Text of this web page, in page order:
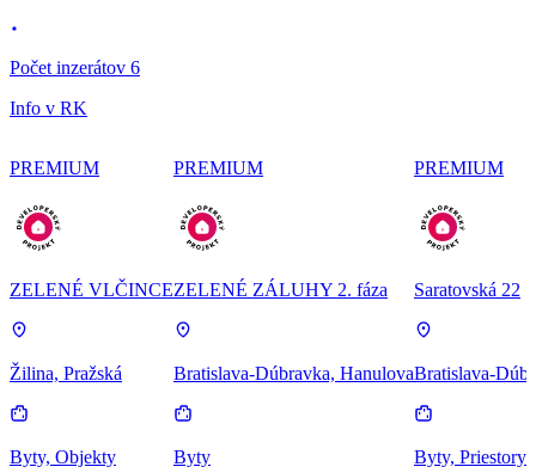
Počet inzerátov 6
Info v RK
PREMIUM
ZELENÉ VLČINCE
Žilina, Pražská
Byty, Objekty
PREMIUM
ZELENÉ ZÁLUHY 2. fáza
Bratislava-Dúbravka, Hanulova
Byty
PREMIUM
Saratovská 22
Bratislava-
Byty, Priestory